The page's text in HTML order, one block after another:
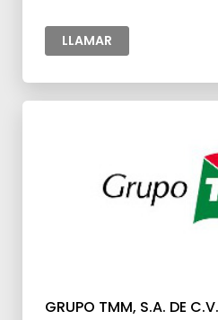
LLAMAR
GRUPO TMM, S.A. DE C.V.